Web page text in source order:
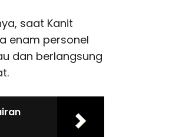
saat Kanit
enam personel
dan berlangsung